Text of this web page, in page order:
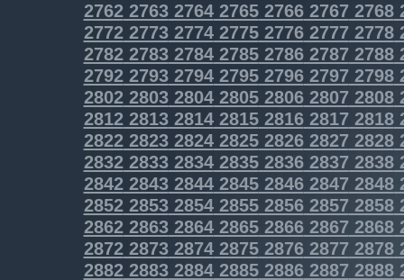
2762276327642765276627672768
2772277327742775277627772778
2782278327842785278627872788
2792279327942795279627972798
2802280328042805280628072808
2812281328142815281628172818
282228232824282528262827 2828
283228332834283528362837 2838
284228432844284528462847 2848
285228532854285528562857 2858
286228632864286528662867 2868
287228732874287528762877 2878
288228832884288528862887 2888